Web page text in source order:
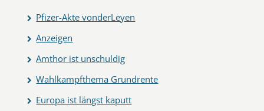
Pfizer-Akte vonderLeyen
Anzeigen
Amthor ist unschuldig
Wahlkampfthema Grundrente
Europa ist längst kaputt